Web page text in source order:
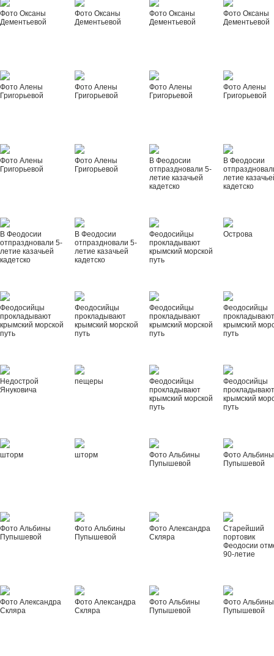
Фото Оксаны
Дементьевой
Фото Оксаны
Дементьевой
Фото Оксаны
Дементьевой
Фото Оксаны
Дементьевой
Фото Алены
Григорьевой
Фото Алены
Григорьевой
Фото Алены
Григорьевой
Фото Алены
Григорьевой
Фото Алены
Григорьевой
Фото Алены
Григорьевой
В Феодосии
отпраздновали 5-
летие казачьей
кадетско
В Феодосии
летие
кадетско
В Феодосии
отпраздновали 5-
летие казачьей
кадетско
В Феодосии
отпраздновали 5-
летие казачьей
кадетско
Феодосийцы
прокладывают
крымский морской
путь
Острова
Феодосийцы
прокладывают
крымский морской
путь
Феодосийцы
прокладывают
крымский морской
путь
Феодосийцы
прокладывают
крымский морской
путь
Феодосийцы
крымский
путь
Недострой
Януковича
пещеры
Феодосийцы
прокладывают
крымский морской
путь
Феодосийцы
крымский
путь
шторм шторм
Фото Альбины
Пупышевой
Фото Альбины
Пупышевой
Фото Альбины
Пупышевой
Фото Альбины
Пупышевой
Фото Александра
Скляра
Старейший
портовик
Феодосии
90-летие
Фото Александра
Скляра
Фото Александра
Скляра
Фото Альбины
Пупышевой
Фото Альбины
Пупышевой